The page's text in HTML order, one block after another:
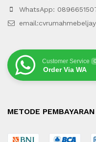
WhatsApp:
Customer Service
Order Via WA
METODE PEMBAYARAN